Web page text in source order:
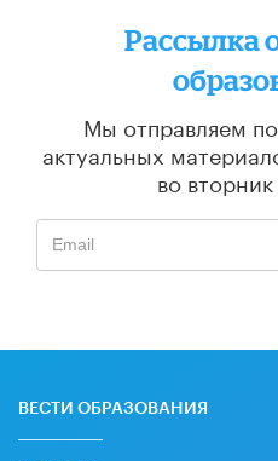
Рассылка
Мы отправляем
актуальных
во
ВЕСТИ ОБРАЗОВАНИЯ